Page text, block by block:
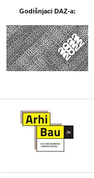
Godišnjaci DAZ-a: